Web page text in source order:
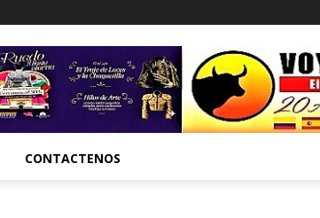
CONTACTENOS